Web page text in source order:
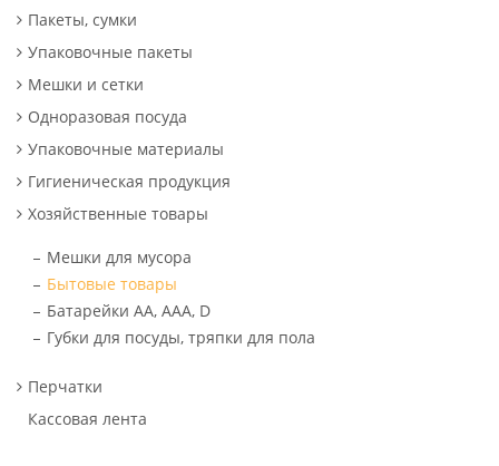
Пакеты, сумки
Упаковочные пакеты
Мешки и сетки
Одноразовая посуда
Упаковочные материалы
Гигиеническая продукция
Хозяйственные товары
Мешки для мусора
Бытовые товары
Батарейки АА, ААА, D
Губки для посуды, тряпки для пола
Перчатки
Кассовая лента